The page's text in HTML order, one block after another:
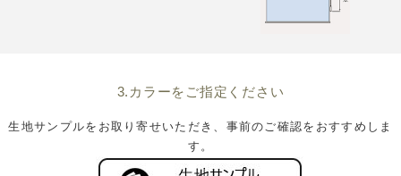
3.カラーをご指定ください
生地サンプルをお取り寄せいただき、事前のご確認をおすすめしま
す。